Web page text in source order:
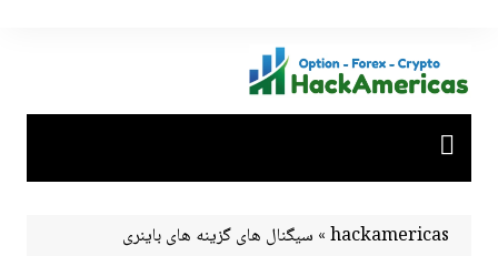
content
hackamericas
» سیگنال های گزینه های باینری